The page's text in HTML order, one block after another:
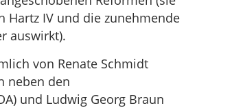
IV und die zunehmende
auswirkt).
von Renate Schmidt
neben den
und Ludwig Georg Braun